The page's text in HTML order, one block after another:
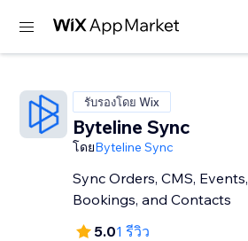
รับรองโดย Wix
Byteline Sync
โดยByteline Sync
Sync Orders, CMS, Events,
Bookings, and Contacts
5.01 รีวิว